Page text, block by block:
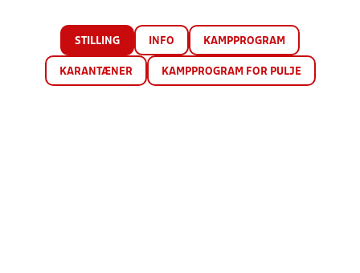
STILLING INFO KAMPPROGRAM
KARANTÆNER KAMPPROGRAM FOR PULJE